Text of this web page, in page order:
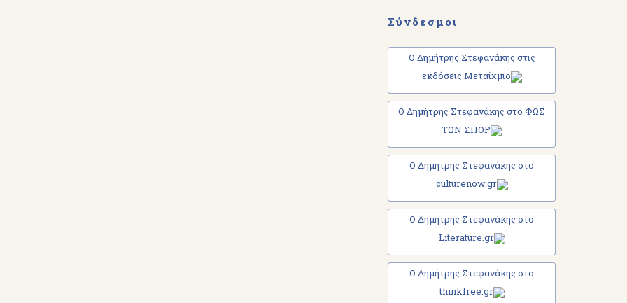
Σύνδεσμοι
Ο Δημήτρης Στεφανάκης στις
εκδόσεις Μεταίχμιο
Ο Δημήτρης Στεφανάκης στο ΦΩΣ
ΤΩΝ ΣΠΟΡ
Ο Δημήτρης Στεφανάκης στο
culturenow.gr
Ο Δημήτρης Στεφανάκης στο
Literature.gr
Ο Δημήτρης Στεφανάκης στο
thinkfree.gr